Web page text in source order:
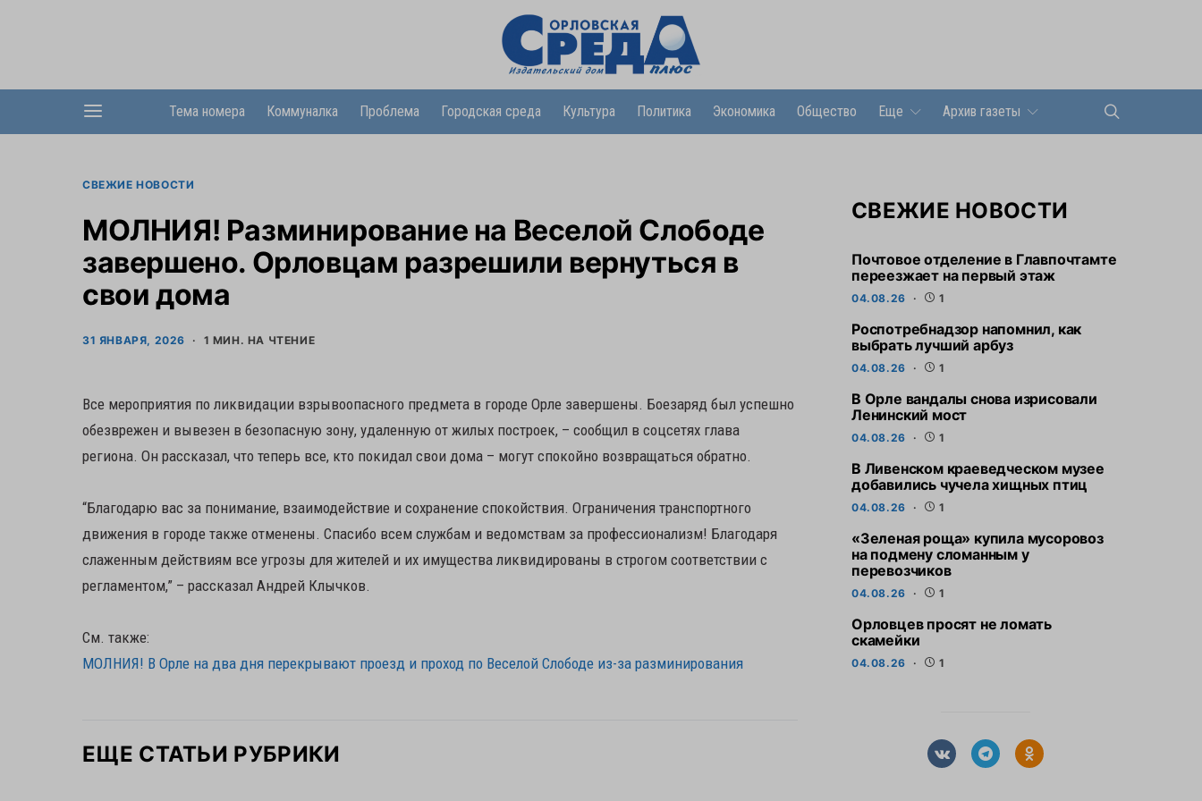
Тема номера Коммуналка Проблема Городская среда Культура Политика Экономика Общество Еще Архив газеты
СВЕЖИЕ НОВОСТИ
МОЛНИЯ! Разминирование на Веселой Слободе
завершено. Орловцам разрешили вернуться в
свои дома
31 ЯНВАРЯ, 2026 1 МИН. НА ЧТЕНИЕ
Все мероприятия по ликвидации взрывоопасного предмета в городе Орле завершены. Боезаряд был успешно
обезврежен и вывезен в безопасную зону, удаленную от жилых построек, – сообщил в соцсетях глава
региона. Он рассказал, что теперь все, кто покидал свои дома – могут спокойно возвращаться обратно.
“Благодарю вас за понимание, взаимодействие и сохранение спокойствия. Ограничения транспортного
движения в городе также отменены. Спасибо всем службам и ведомствам за профессионализм! Благодаря
слаженным действиям все угрозы для жителей и их имущества ликвидированы в строгом соответствии с
регламентом,” – рассказал Андрей Клычков.
См. также:
МОЛНИЯ! В Орле на два дня перекрывают проезд и проход по Веселой Слободе из-за разминирования
ЕЩЕ СТАТЬИ РУБРИКИ
СВЕЖИЕ НОВОСТИ
Почтовое отделение в Главпочтамте
переезжает на первый этаж
04.08.26 1
Роспотребнадзор напомнил, как
выбрать лучший арбуз
04.08.26 1
В Орле вандалы снова изрисовали
Ленинский мост
04.08.26 1
В Ливенском краеведческом музее
добавились чучела хищных птиц
04.08.26 1
«Зеленая роща» купила мусоровоз
на подмену сломанным у
перевозчиков
04.08.26 1
Орловцев просят не ломать
скамейки
04.08.26 1